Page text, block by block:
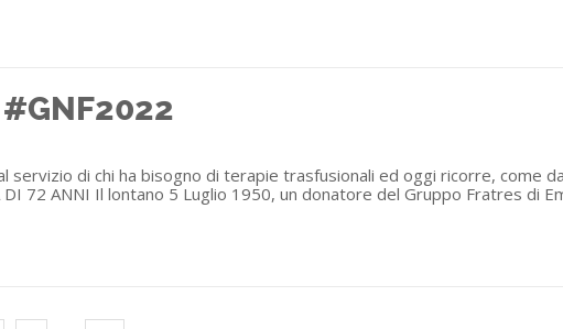
servizio di chi ha bisogno di terapie trasfusionali ed oggi ricorre, come
72 ANNI Il lontano 5 Luglio 1950, un donatore del Gruppo Fratres di